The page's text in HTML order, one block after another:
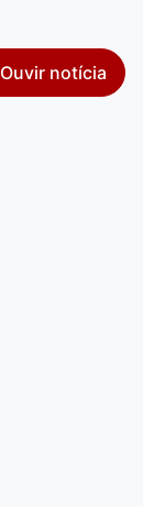
Ouvir notícia